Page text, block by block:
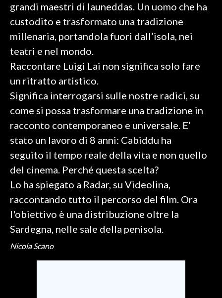
GOSSIP
SALUTE
SARDEGNA TURISMO
SARDI NEL MONDO
NOTIZIE
EVENTI
3 MINUTI CON
INSULARITÀ
INFO AZIENDE
ABBONATI
ANNUNCI
grandi maestri di launeddas. Un uomo che ha
custodito e trasformato una tradizione
millenaria, portandola fuori dall’isola, nei
teatri e nel mondo.
Raccontare Luigi Lai non significa solo fare
un ritratto artistico.
Significa interrogarsi sulle nostre radici, su
come si possa trasformare una tradizione in
racconto contemporaneo e universale. E’
stato un lavoro di 8 anni: Cabiddu ha
seguito il tempo reale della vita e non quello
del cinema. Perché questa scelta?
Lo ha spiegato a Radar, su Videolina,
raccontando tutto il percorso del film. Ora
l'obiettivo è una distribuzione oltre la
Sardegna, nelle sale della penisola.
Nicola Scano